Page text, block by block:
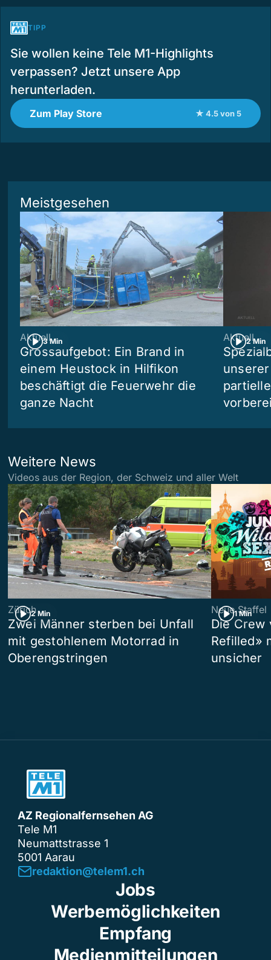
TIPP
Sie wollen keine Tele M1-Highlights
verpassen? Jetzt unsere App
herunterladen.
Zum Play Store ★ 4.5 von 5
Meistgesehen
3 Min
Aktuell
Grossaufgebot: Ein Brand in
einem Heustock in Hilfikon
beschäftigt die Feuerwehr die
ganze Nacht
2 Min
Aktuell
Weitere News
Videos aus der Region, der Schweiz und aller Welt
2 Min
Zürich
Zwei Männer sterben bei Unfall
mit gestohlenem Motorrad in
Oberengstringen
1 Min
Neue Staffel
Die Crew
Refilled»
unsicher
AZ Regionalfernsehen AG
Tele M1
Neumattstrasse 1
5001 Aarau
redaktion@telem1.ch
Jobs
Werbemöglichkeiten
Empfang
Medienmitteilungen